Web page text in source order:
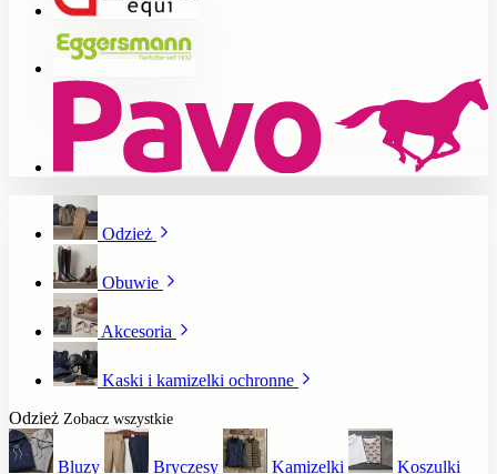
Odzież
Obuwie
Akcesoria
Kaski i kamizelki ochronne
Odzież Zobacz wszystkie
Bluzy Bryczesy Kamizelki Koszulki